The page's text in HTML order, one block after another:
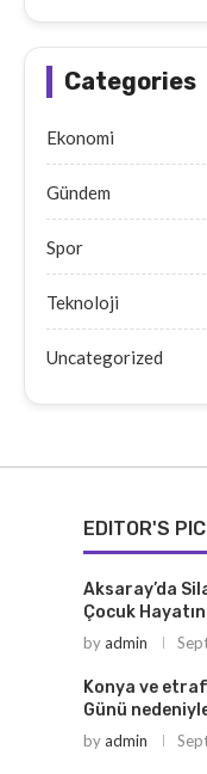
Categories
Ekonomi
Gündem
Spor
Teknoloji
Uncategorized
EDITOR'S
Aksaray’da
Çocuk
byadmin
Konya ve
Günü
byadmin